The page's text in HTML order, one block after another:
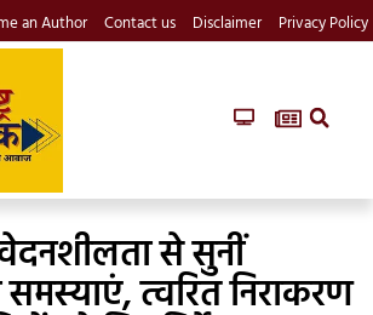
an Author Contact us Disclaimer Privacy Policy
से सुनीं
समस्याएं, त्वरित निराकरण